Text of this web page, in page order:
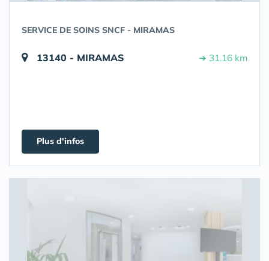
SERVICE DE SOINS SNCF - MIRAMAS
13140 - MIRAMAS ➔ 31.16 km
Plus d'infos